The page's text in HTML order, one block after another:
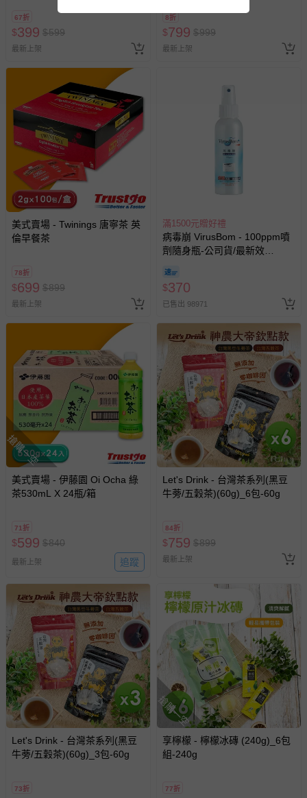
-其他原廠盒裝商品封口處已貼上「不可拆封」，或具警
示字句等說明貼紙、封條者。
國際航空、客運、訂房等服務。
相關的退換貨辦理流程，可詳見：
其他常見問題：
運送服務：目前提供的運送僅限台灣本島。如您位於離島地
區，可能會無法配送，或須依據商品需加收離島運費。廠商
亦保留出貨與否的權利。離島、偏遠地區、樓層親送等加價
費用，可能會另需加收。
商品實際的配達日期，可於訂單個人資料內的查詢訂單內，
已出貨通知之訊息為主。
如您收到商品，請依正常流程檢查是否完好，若商品遇瑕疵
情形，您可申請更換新品或退貨，請見：
若您對於會員帳號、商品訂購與資訊、購物流程、付款方
媽咪愛客服中心。
預購商品：預購為海外同步代購，遇缺貨即會通知媽咪並協
助取消退款事宜。
商品如因「價格、組合」等錯誤原因，導致無法安排出貨，
會主動以簡訊及mail通知訂單取消事宜，並將提供適當補
償。
67折
$399 $599
最新上架
8折
$799 $999
最新上架
美式賣場 - Twinings 唐寧茶 英
倫早餐茶
78折
$699 $899
最新上架
滿1500元贈好禮
病毒崩 VirusBom - 100ppm噴
劑隨身瓶-公司貨/最新效
$370
已售出 98971
搶購一空
美式賣場 - 伊藤園 Oi Ocha 綠
茶530mL X 24瓶/箱
71折
$599 $840
最新上架 追蹤
Let's Drink - 台灣茶系列(黑豆
牛蒡/五穀茶)(60g)_6包-60g
84折
$759 $899
最新上架
Let's Drink - 台灣茶系列(黑豆
牛蒡/五穀茶)(60g)_3包-60g
73折
搶購一空
享檸檬 - 檸檬冰磚 (240g)_6包
組-240g
77折